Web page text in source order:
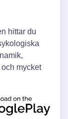
hittar du
mycket